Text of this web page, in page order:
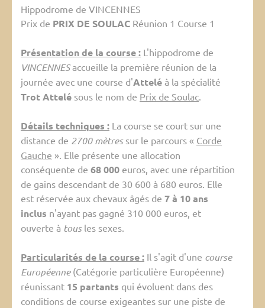
Hippodrome de VINCENNES
Prix de PRIX DE SOULAC Réunion 1 Course 1
Présentation de la course : L'hippodrome de
VINCENNESaccueille la première réunion de la
journée avec une course d'Attelé à la spécialité
Trot Attelé sous le nom de Prix de Soulac.
Détails techniques : La course se court sur une
distance de 2700 mètressur le parcours « Corde
Gauche ». Elle présente une allocation
conséquente de 68 000 euros, avec une répartition
de gains descendant de 30 600 à 680 euros. Elle
est réservée aux chevaux âgés de 7 à 10 ans
inclus n'ayant pas gagné 310 000 euros, et
ouverte à tousles sexes.
Particularités de la course : Il s'agit d'une course
Européenne(Catégorie particulière Européenne)
réunissant 15 partants qui évoluent dans des
conditions de course exigeantes sur une piste de